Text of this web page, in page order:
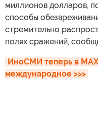
миллионов долларов,
способы
стремительно
полях сражений,
ИноСМИ теперь в
международное >>>